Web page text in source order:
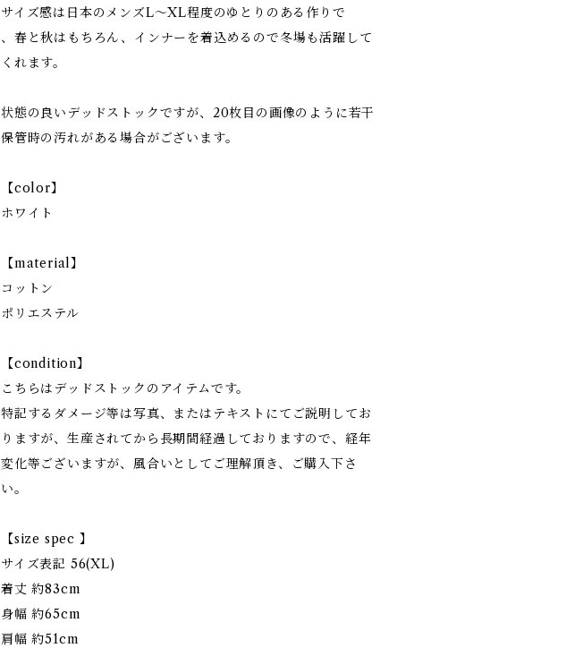
サイズ感は日本のメンズL〜XL程度のゆとりのある作りで
、春と秋はもちろん、インナーを着込めるので冬場も活躍して
くれます。
状態の良いデッドストックですが、20枚目の画像のように若干
保管時の汚れがある場合がございます。
【color】
ホワイト
【material】
コットン
ポリエステル
【condition】
こちらはデッドストックのアイテムです。
特記するダメージ等は写真、またはテキストにてご説明してお
りますが、生産されてから長期間経過しておりますので、経年
変化等ございますが、風合いとしてご理解頂き、ご購入下さ
い。
【size spec 】
サイズ表記 56(XL)
着丈 約83cm
身幅 約65cm
肩幅 約51cm